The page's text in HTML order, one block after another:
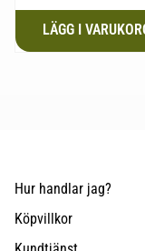
Hur handlar jag?
Köpvillkor